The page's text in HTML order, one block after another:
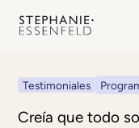
Testimoniales
Creía que todo